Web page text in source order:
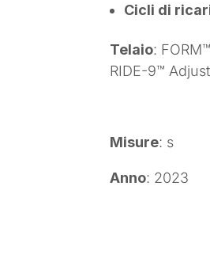
Cicli di
Telaio:
RIDE-9™
Misure: s
Anno: 2023